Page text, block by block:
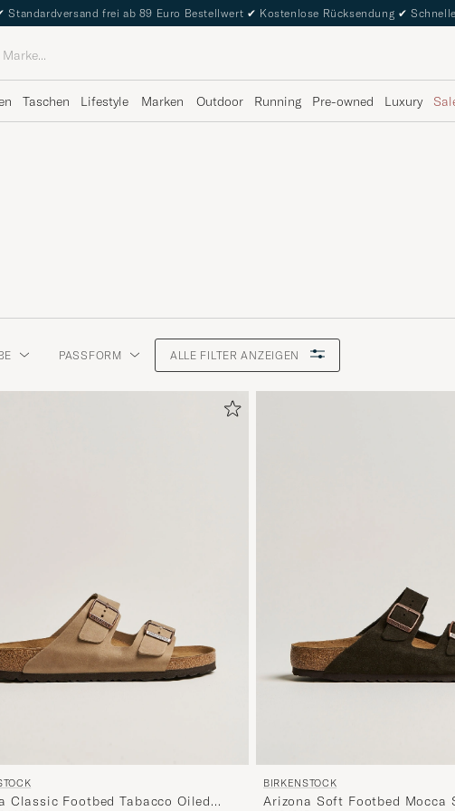
Standardversand frei ab 89 Euro Bestellwert ✔ Kostenlose Rücksendung ✔
Taschen Lifestyle Marken Outdoor Running Pre-owned Luxury
PASSFORM ALLE FILTER ANZEIGEN
Classic Footbed Tabacco Oiled
BIRKENSTOCK
Arizona Soft Footbed Mocca